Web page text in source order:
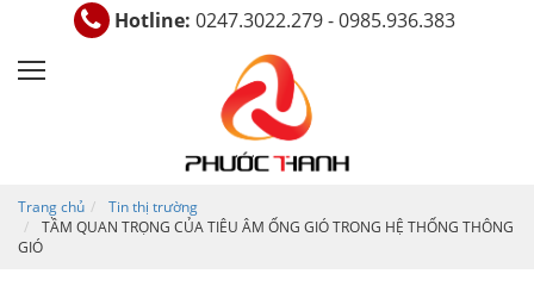
Hotline: 0247.3022.279 - 0985.936.383
Trang chủ
Tin thị trường
TẦM QUAN TRỌNG CỦA TIÊU ÂM ỐNG GIÓ TRONG HỆ THỐNG THÔNG
GIÓ